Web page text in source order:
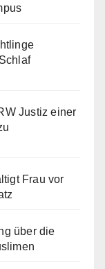
Justiz einer
Frau vor
über die